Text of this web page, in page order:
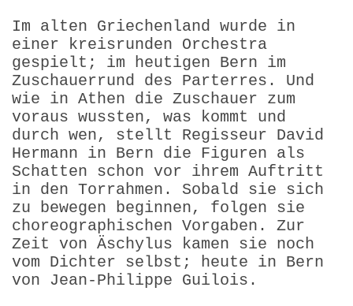
Im alten Griechenland wurde in
einer kreisrunden Orchestra
gespielt; im heutigen Bern im
Zuschauerrund des Parterres. Und
wie in Athen die Zuschauer zum
voraus wussten, was kommt und
durch wen, stellt Regisseur David
Hermann in Bern die Figuren als
Schatten schon vor ihrem Auftritt
in den Torrahmen. Sobald sie sich
zu bewegen beginnen, folgen sie
choreographischen Vorgaben. Zur
Zeit von Äschylus kamen sie noch
vom Dichter selbst; heute in Bern
von Jean-Philippe Guilois.